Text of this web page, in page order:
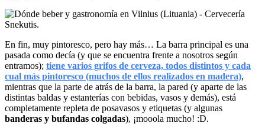
En fin, muy pintoresco, pero hay más… La barra principal es una
pasada como decía (y que se encuentra frente a nosotros según
entramos); tiene varios grifos de cerveza, todos distintos y cada
cual más pintoresco (muchos de ellos realizados en madera),
mientras que la parte de atrás de la barra, la pared (y aparte de las
distintas baldas y estanterías con bebidas, vasos y demás), está
completamente repleta de posavasos y etiquetas (y algunas
banderas y bufandas colgadas), ¡mooola mucho! :D.